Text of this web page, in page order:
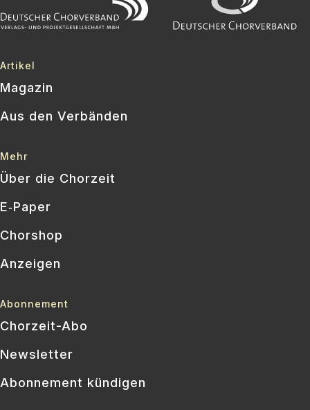
Artikel
Magazin
Aus den Verbänden
Mehr
Über die Chorzeit
E‑Paper
Chorshop
Anzeigen
Abonnement
Chorzeit-Abo
Newsletter
Abonnement kündigen